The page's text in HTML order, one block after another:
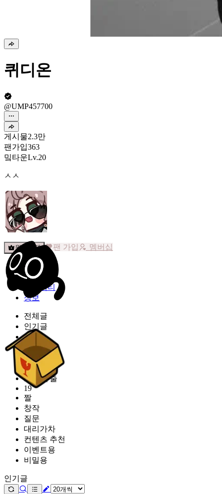
퀴디온
@UMP457700
게시물2.3만
팬가입363
밐타운Lv.20
ㅅㅅ
원픽선택 팬 가입 멤버십
밐타운
피드
커뮤니티
정보
전체글
인기글
공지
다시보기
자유
소식
스포,유출
19
짤
창작
질문
대리가차
컨텐츠 추천
이벤트용
비밀용
인기글